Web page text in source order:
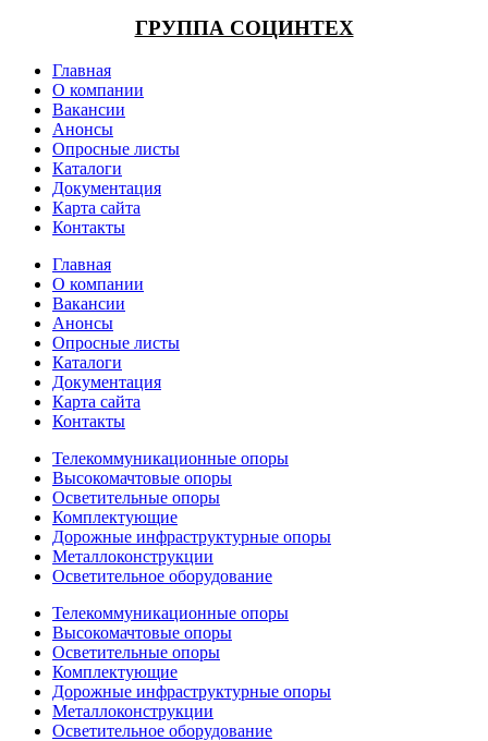
ГРУППА СОЦИНТЕХ
Главная
О компании
Вакансии
Анонсы
Опросные листы
Каталоги
Документация
Карта сайта
Контакты
Главная
О компании
Вакансии
Анонсы
Опросные листы
Каталоги
Документация
Карта сайта
Контакты
Телекоммуникационные опоры
Высокомачтовые опоры
Осветительные опоры
Комплектующие
Дорожные инфраструктурные опоры
Металлоконструкции
Осветительное оборудование
Телекоммуникационные опоры
Высокомачтовые опоры
Осветительные опоры
Комплектующие
Дорожные инфраструктурные опоры
Металлоконструкции
Осветительное оборудование